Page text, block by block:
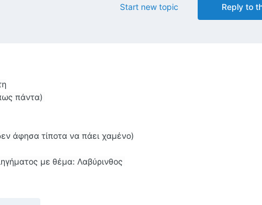
Reply to
Start new topic
πάντα)
άφησα τίποτα να πάει χαμένο)
με θέμα: Λαβύρινθος